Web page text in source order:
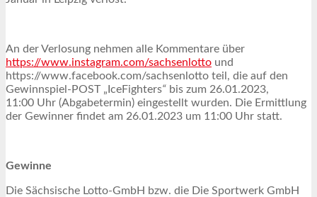
An der Verlosung nehmen alle Kommentare über
https://www.instagram.com/sachsenlotto und
https://www.facebook.com/sachsenlotto teil, die auf den
Gewinnspiel-POST „IceFighters“ bis zum 26.01.2023,
11:00 Uhr (Abgabetermin) eingestellt wurden. Die Ermittlung
der Gewinner findet am 26.01.2023 um 11:00 Uhr statt.
Gewinne
Die Sächsische Lotto-GmbH bzw. die Die Sportwerk GmbH